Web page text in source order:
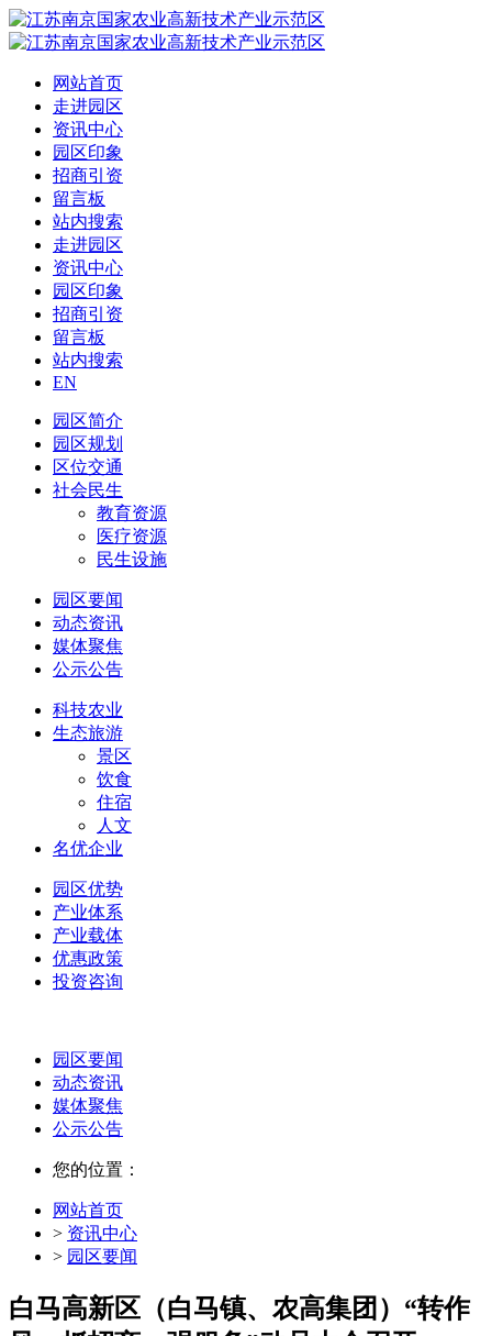
网站首页
走进园区
资讯中心
园区印象
招商引资
留言板
站内搜索
走进园区
资讯中心
园区印象
招商引资
留言板
站内搜索
EN
园区简介
园区规划
区位交通
社会民生
教育资源
医疗资源
民生设施
园区要闻
动态资讯
媒体聚焦
公示公告
科技农业
生态旅游
景区
饮食
住宿
人文
名优企业
园区优势
产业体系
产业载体
优惠政策
投资咨询
园区要闻
动态资讯
媒体聚焦
公示公告
您的位置：
网站首页
> 资讯中心
> 园区要闻
白马高新区（白马镇、农高集团）“转作